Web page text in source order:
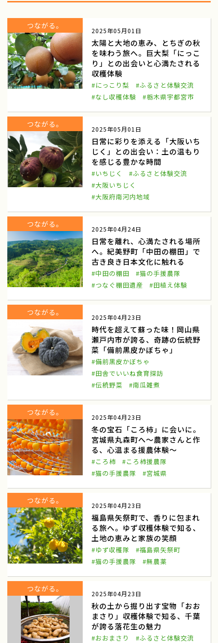
都市農業 マルシェ
ワークショップ 東北
商談会
ねばりっこ収穫体験
鳥取中央 雪中キャベツ
雪中キャベツ収穫 援農隊
雪中キャベツ植え付け 小谷村
わらび狩り 山菜狩り
産直物語
大和ルージュ 奈良県天理市
ふるさと俱楽部 三嶽農園
神奈川県秦野市 農業女子つ・な・ぐPJ
河口湖自然栽培にんにく農園 河口湖
和歌山県みなべ田辺地域 わたしの楽園
あきさわ園 神奈川県小田原市
農山漁村Biz ノウフク連携
べジポケット 産学連携企画
アグリッジプロジェクト 刀根早生柿
援農 天理市
奈良県 豆苗
豆苗栽培 自由研究
日本農業検定
田んぼへ行こう 田植え体験
お米の作り方 寺島なす
ふるさと体験交流 伝統野菜
大地の恵み 国府にんじん
群馬県高崎市 淡路島たまねぎ
淡路たまねぎ収穫体験 兵庫県淡路島
つながる。
2025年05月01日
太陽と大地の恵み、とちぎの秋
を味わう旅へ。巨大梨「にっこ
り」との出会いと心満たされる
収穫体験
#にっこり梨
#ふるさと体験交流
#なし収穫体験
#栃木県宇都宮市
つながる。
2025年05月01日
日常に彩りを添える「大阪いち
じく」との出会い：土の温もり
を感じる豊かな時間
#いちじく
#ふるさと体験交流
#大阪いちじく
#大阪府南河内地域
つながる。
2025年04月24日
日常を離れ、心満たされる場所
へ。紀美野町「中田の棚田」で
古き良き日本文化に触れる
#中田の棚田
#猫の手援農隊
#つなぐ棚田遺産
#田植え体験
つながる。
2025年04月23日
時代を超えて蘇った味！岡山県
瀬戸内市が誇る、奇跡の伝統野
菜「備前黒皮かぼちゃ」
#備前黒皮かぼちゃ
#田舎でいいね食育探訪
#伝統野菜
#南瓜雑煮
つながる。
2025年04月23日
冬の宝石「ころ柿」に会いに。
宮城県丸森町へ～農家さんと作
る、心温まる援農体験～
#ころ柿
#ころ柿援農隊
#猫の手援農隊
#宮城県
つながる。
2025年04月23日
福島県矢祭町で、香りに包まれ
る旅へ。ゆず収穫体験で知る、
土地の恵みと家族の笑顔
#ゆず収穫隊
#福島県矢祭町
#猫の手援農隊
#無農薬
つながる。
2025年04月23日
秋の土から掘り出す宝物「おお
まさり」収穫体験で知る、千葉
が誇る落花生の魅力
#おおまさり
#ふるさと体験交流